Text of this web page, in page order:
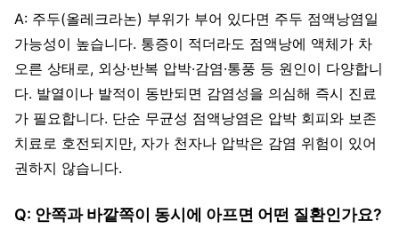
A: 주두(올레크라논) 부위가 부어 있다면 주두 점액낭염일
가능성이 높습니다. 통증이 적더라도 점액낭에 액체가 차
오른 상태로, 외상·반복 압박·감염·통풍 등 원인이 다양합니
다. 발열이나 발적이 동반되면 감염성을 의심해 즉시 진료
가 필요합니다. 단순 무균성 점액낭염은 압박 회피와 보존
치료로 호전되지만, 자가 천자나 압박은 감염 위험이 있어
권하지 않습니다.
Q: 안쪽과 바깥쪽이 동시에 아프면 어떤 질환인가요?